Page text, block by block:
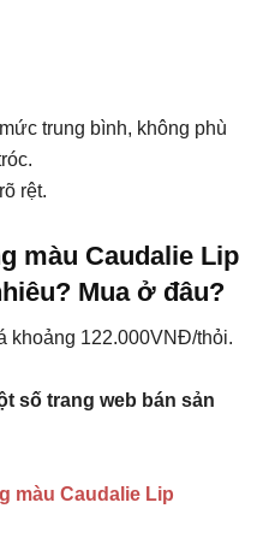
trung bình, không phù
rệt.
màu Caudalie Lip
Mua ở đâu?
khoảng 122.000VNĐ/thỏi.
số trang web bán sản
màu Caudalie Lip